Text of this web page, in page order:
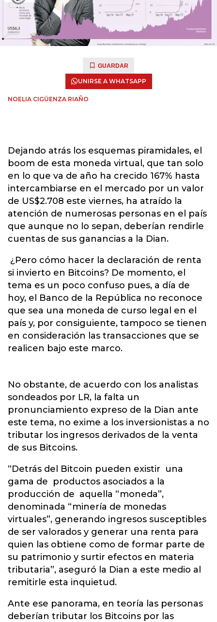
GUARDAR
UNIRSE A WHATSAPP
NOELIA CIGÜENZA RIAÑO
Dejando atrás los esquemas piramidales, el
boom de esta moneda virtual, que tan solo
en lo que va de año ha crecido 167% hasta
intercambiarse en el mercado por un valor
de US$2.708 este viernes, ha atraído la
atención de numerosas personas en el país
que aunque no lo sepan, deberían rendirle
cuentas de sus ganancias a la Dian.
¿Pero cómo hacer la declaración de renta
si invierto en Bitcoins? De momento, el
tema es un poco confuso pues, a día de
hoy, el Banco de la República no reconoce
que sea una moneda de curso legal en el
país y, por consiguiente, tampoco se tienen
en consideración las transacciones que se
realicen bajo este marco.
No obstante, de acuerdo con los analistas
sondeados por LR, la falta un
pronunciamiento expreso de la Dian ante
este tema, no exime a los inversionistas a no
tributar los ingresos derivados de la venta
de sus Bitcoins.
“Detrás del Bitcoin pueden existir una
gama de productos asociados a la
producción de aquella “moneda”,
denominada “minería de monedas
virtuales”, generando ingresos susceptibles
de ser valorados y generar una renta para
quien las obtiene como de formar parte de
su patrimonio y surtir efectos en materia
tributaria”, aseguró la Dian a este medio al
remitirle esta inquietud.
Ante ese panorama, en teoría las personas
deberían tributar los Bitcoins por las